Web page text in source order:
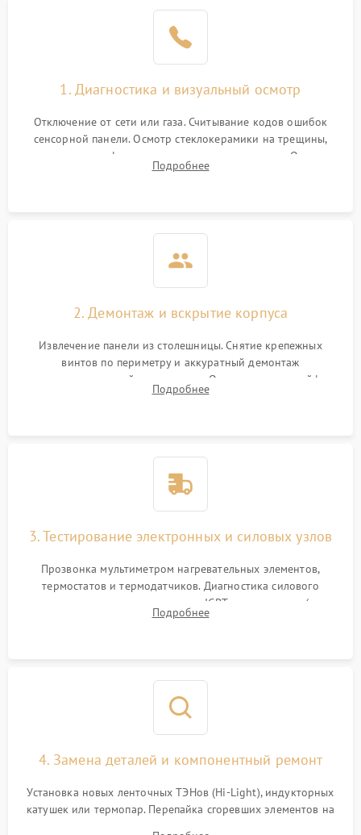
1. Диагностика и визуальный осмотр
Отключение от сети или газа. Считывание кодов ошибок
сенсорной панели. Осмотр стеклокерамики на трещины,
проверка конфорок на равномерность нагрева. Опрос
клиента о симптомах (не включается, не видит посуду,
Подробнее
2. Демонтаж и вскрытие корпуса
Извлечение панели из столешницы. Снятие крепежных
винтов по периметру и аккуратный демонтаж
стеклокерамической поверхности. Отсоединение шлейфов
сенсорного блока для доступа к силовым платам, катушкам
Подробнее
3. Тестирование электронных и силовых узлов
Прозвонка мультиметром нагревательных элементов,
термостатов и термодатчиков. Диагностика силового
модуля, реле, диодных мостов и IGBT-транзисторов (для
индукции). Проверка кранов и газ-контроля (для газовых
Подробнее
4. Замена деталей и компонентный ремонт
Установка новых ленточных ТЭНов (Hi-Light), индукторных
катушек или термопар. Перепайка сгоревших элементов на